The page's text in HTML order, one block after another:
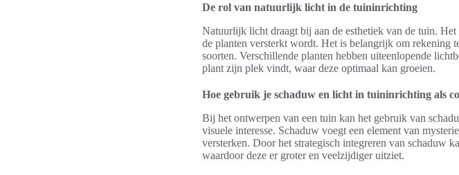
De rol van natuurlijk licht in de tuininrichting
Natuurlijk licht draagt bij aan de esthetiek van de tuin.
de planten versterkt wordt. Het is belangrijk om rekening
soorten. Verschillende planten hebben uiteenlopende
plant zijn plek vindt, waar deze optimaal kan groeien.
Hoe gebruik je schaduw en licht in tuininrichting als
Bij het ontwerpen van een tuin kan het gebruik van
visuele interesse. Schaduw voegt een element van
versterken. Door het strategisch integreren van schaduw
waardoor deze er groter en veelzijdiger uitziet.